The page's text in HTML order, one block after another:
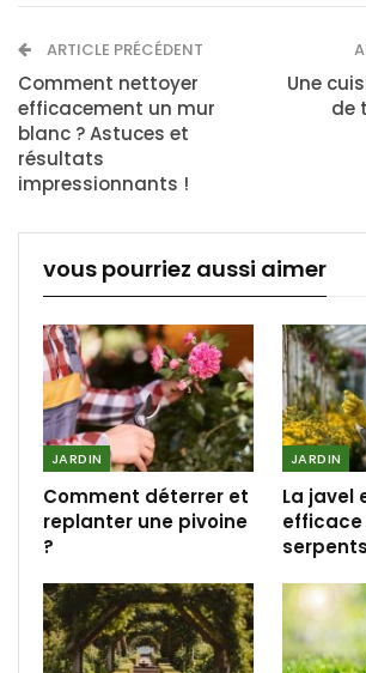
ARTICLE PRÉCÉDENT
Comment nettoyer
efficacement un mur
blanc ? Astuces et
résultats
impressionnants !
Une
de
vous pourriez aussi aimer
JARDIN
Comment déterrer et
replanter une pivoine
?
JARDIN
La javel
efficace